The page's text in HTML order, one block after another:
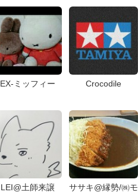
EX-ミッフィー Crocodile
LEI@土師来譲
ササキ@縁勢/㈱モ